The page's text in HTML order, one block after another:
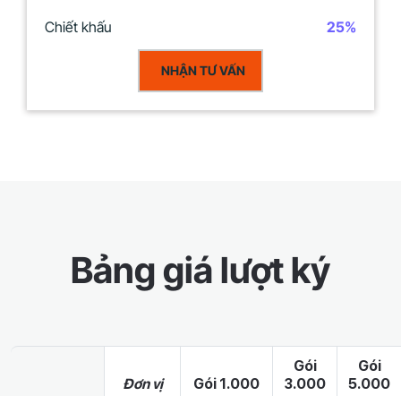
Chiết khấu 25%
NHẬN TƯ VẤN
Bảng giá lượt ký
Đơn vị Gói 1.000
Gói
3.000
Gói
5.000